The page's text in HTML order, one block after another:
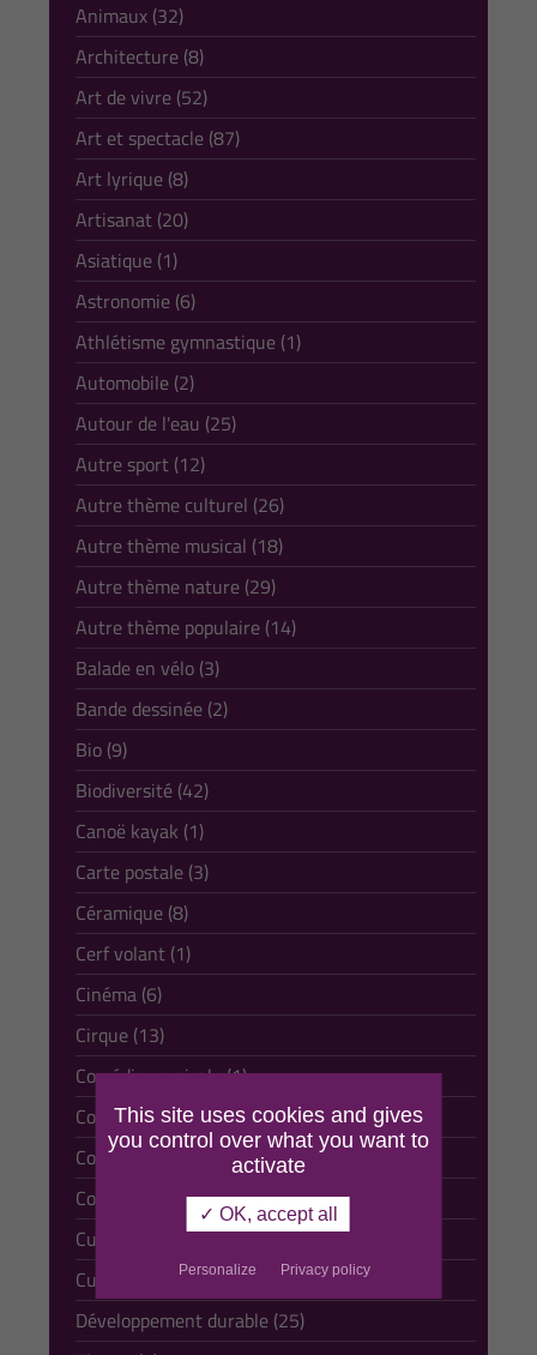
Animaux (32)
Architecture (8)
Art de vivre (52)
Art et spectacle (87)
Art lyrique (8)
Artisanat (20)
Asiatique (1)
Astronomie (6)
Athlétisme gymnastique (1)
Automobile (2)
Autour de l'eau (25)
Autre sport (12)
Autre thème culturel (26)
Autre thème musical (18)
Autre thème nature (29)
Autre thème populaire (14)
Balade en vélo (3)
Bande dessinée (2)
Bio (9)
Biodiversité (42)
Canoë kayak (1)
Carte postale (3)
Céramique (8)
Cerf volant (1)
Cinéma (6)
Cirque (13)
Comédie musicale (1)
Comique (5)
Conte (13)
Course à pied (3)
Culture et tradition (168)
Culturelle (93)
Développement durable (25)
This site uses cookies and gives
you control over what you want to
activate
✓ OK, accept all
Personalize Privacy policy